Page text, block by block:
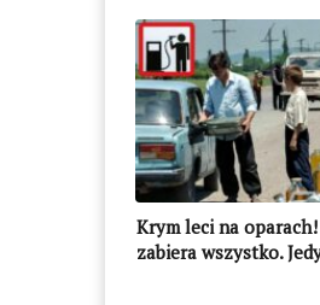
Krym leci na
zabiera wszystko.